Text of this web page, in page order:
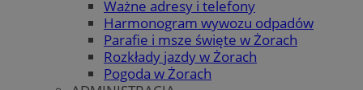
Ważne adresy i telefony
Harmonogram wywozu odpadów
Parafie i msze święte w Żorach
Rozkłady jazdy w Żorach
Pogoda w Żorach